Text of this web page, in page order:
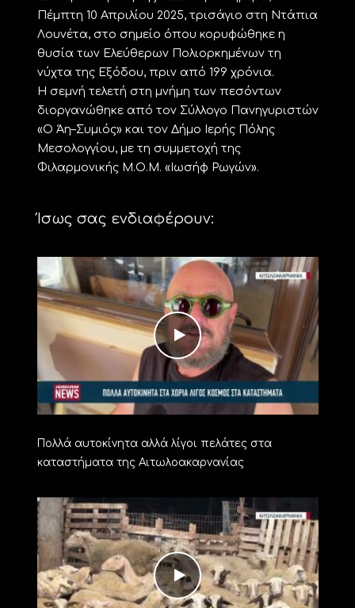
Πέμπτη 10 Απριλίου 2025, τρισάγιο στη Ντάπια
Λουνέτα, στο σημείο όπου κορυφώθηκε η
θυσία των Ελεύθερων Πολιορκημένων τη
νύχτα της Εξόδου, πριν από 199 χρόνια.
Η σεμνή τελετή στη μνήμη των πεσόντων
διοργανώθηκε από τον Σύλλογο Πανηγυριστών
«Ο Άη–Συμιός» και τον Δήμο Ιερής Πόλης
Μεσολογγίου, με τη συμμετοχή της
Φιλαρμονικής Μ.Ο.Μ. «Ιωσήφ Ρωγών».
Ίσως σας ενδιαφέρουν:
Πολλά αυτοκίνητα αλλά λίγοι πελάτες στα
καταστήματα της Αιτωλοακαρνανίας